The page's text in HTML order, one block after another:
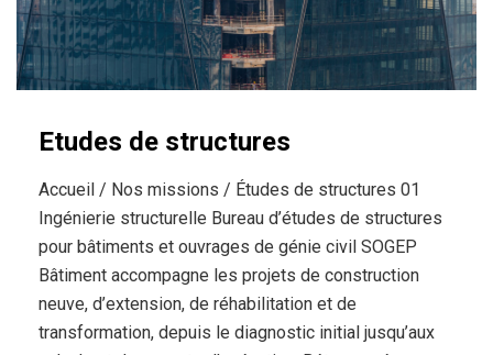
Etudes de structures
Accueil / Nos missions / Études de structures 01
Ingénierie structurelle Bureau d’études de structures
pour bâtiments et ouvrages de génie civil SOGEP
Bâtiment accompagne les projets de construction
neuve, d’extension, de réhabilitation et de
transformation, depuis le diagnostic initial jusqu’aux